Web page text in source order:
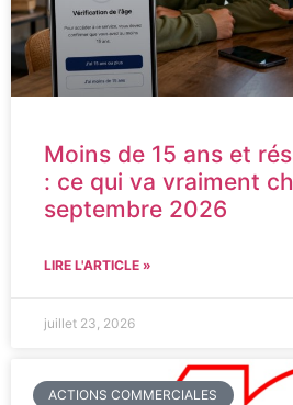
Moins de 15 ans et
: ce qui va vraiment
septembre 2026
LIRE L'ARTICLE »
juillet 23, 2026
ACTIONS COMMERCIALES